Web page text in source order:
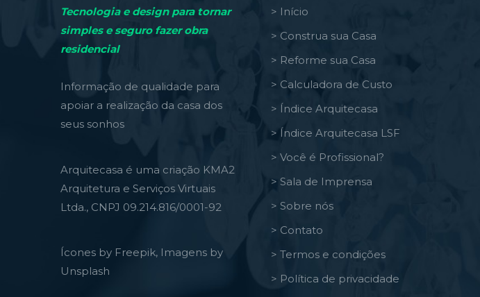
Tecnologia e design para tornar
simples e seguro fazer obra
residencial
Informação de qualidade para
apoiar a realização da casa dos
seus sonhos
Arquitecasa é uma criação KMA2
Arquitetura e Serviços Virtuais
Ltda., CNPJ 09.214.816/0001-92
Ícones by Freepik, Imagens by
Unsplash
> Início
> Construa sua Casa
> Reforme sua Casa
> Calculadora de Custo
> Índice Arquitecasa
> Índice Arquitecasa LSF
> Você é Profissional?
> Sala de Imprensa
> Sobre nós
> Contato
> Termos e condições
> Política de privacidade